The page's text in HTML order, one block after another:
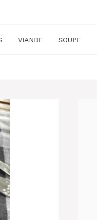
VIANDE SOUPE